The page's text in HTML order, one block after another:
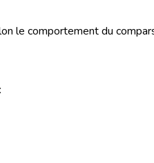
le comportement du